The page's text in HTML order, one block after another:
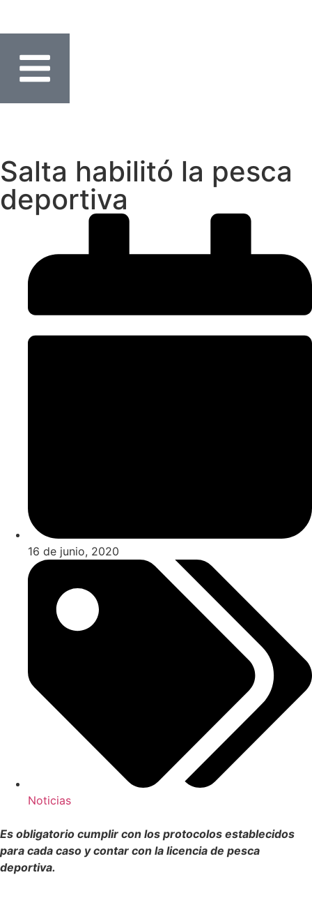
Salta habilitó la pesca
deportiva
16 de junio, 2020
Noticias
Es obligatorio cumplir con los protocolos establecidos
para cada caso y contar con la licencia de pesca
deportiva.